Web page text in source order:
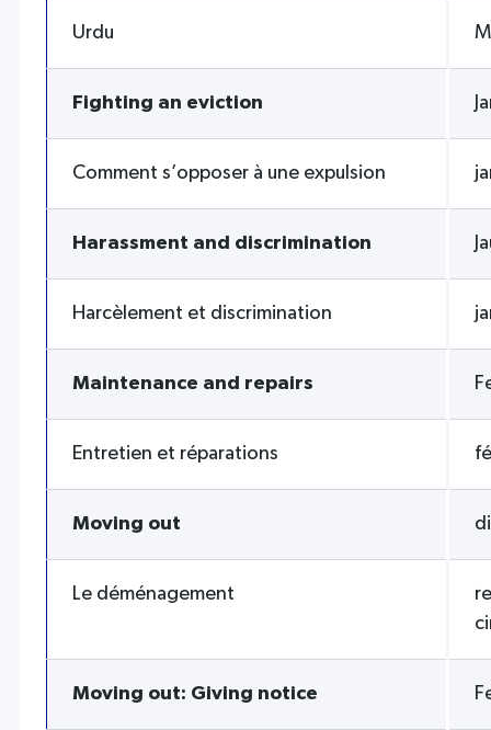
Urdu
Fighting an eviction
Comment s’opposer à une expulsion
Harassment and discrimination
Harcèlement et discrimination
Maintenance and repairs
Entretien et réparations
Moving out
Le déménagement
Moving out: Giving notice